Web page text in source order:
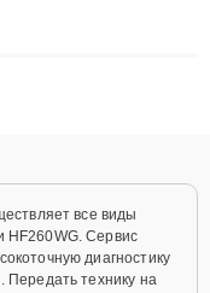
решают
все виды
HF260WG. Сервис
диагностику
технику на